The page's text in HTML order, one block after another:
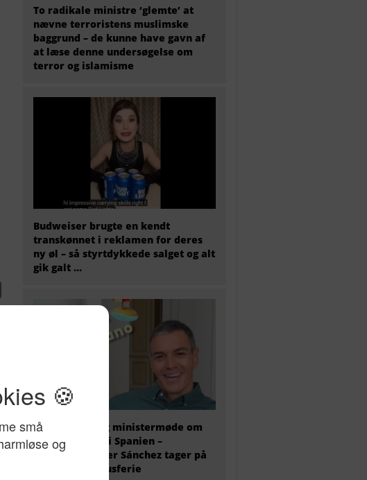
To radikale ministre ‘glemte’ at
nævne terroristens muslimske
baggrund – de kunne have gavn af
at læse denne undersøgelse om
terror og islamisme
Budweiser brugte en kendt
transkønnet i reklamen for deres
ny øl – så styrtdykkede salget og alt
gik galt …
EU holder i dag ministermøde om
migrantkrisen i Spanien –
premierminister Sánchez tager på
fire ugers luksusferie